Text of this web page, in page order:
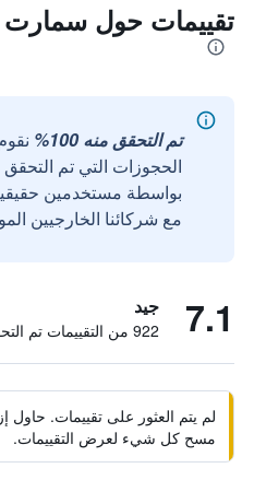
تقييمات حول سمارت
تم التحقق منه 100%
الحجوزات التي تم
مع شركائنا الخارجيين
7.1 جيد
922 من التقييمات تم التحقق منها
لم يتم العثور على تقييمات. حاول
مسح كل شيء لعرض التقييمات.